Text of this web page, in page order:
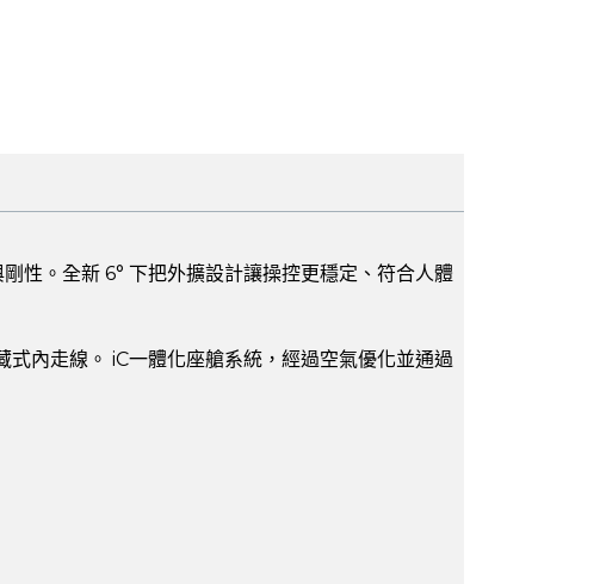
性。全新 6° 下把外擴設計讓操控更穩定、符合人體
內走線。 iC一體化座艙系統，經過空氣優化並通過